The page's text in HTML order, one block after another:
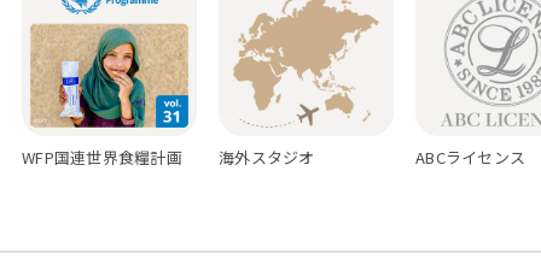
WFP国連世界食糧計画 海外スタジオ ABCライセンス